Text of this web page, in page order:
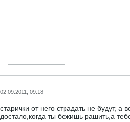
02.09.2011, 09:18
старички от него страдать не будут,
достало,когда ты бежишь рашить,а